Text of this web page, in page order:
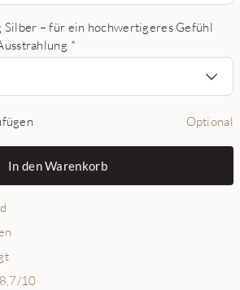
– für ein hochwertigeres Gefühl
*
Optional
In den Warenkorb
10